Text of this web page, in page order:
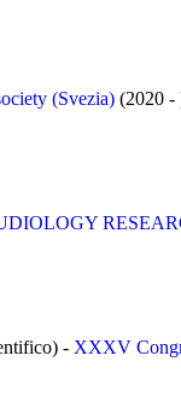
(Svezia) (2020 -
- XXXV